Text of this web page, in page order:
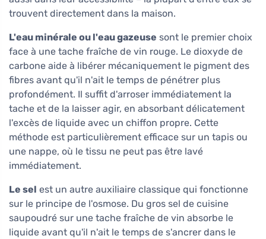
trouvent directement dans la maison.
L'eau minérale ou l'eau gazeuse sont le premier choix
face à une tache fraîche de vin rouge. Le dioxyde de
carbone aide à libérer mécaniquement le pigment des
fibres avant qu'il n'ait le temps de pénétrer plus
profondément. Il suffit d'arroser immédiatement la
tache et de la laisser agir, en absorbant délicatement
l'excès de liquide avec un chiffon propre. Cette
méthode est particulièrement efficace sur un tapis ou
une nappe, où le tissu ne peut pas être lavé
immédiatement.
Le sel est un autre auxiliaire classique qui fonctionne
sur le principe de l'osmose. Du gros sel de cuisine
saupoudré sur une tache fraîche de vin absorbe le
liquide avant qu'il n'ait le temps de s'ancrer dans le